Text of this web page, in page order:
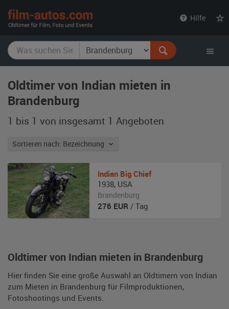
Hilfe
Oldtimer von Indian mieten in
Brandenburg
1 bis 1 von insgesamt 1 Angeboten
Sortieren nach: Bezeichnung
Oldtimer von Indian mieten in Brandenburg
Hier finden Sie eine große Auswahl an Oldtimern von Indian
zum Mieten in Brandenburg für Filmproduktionen,
Fotoshootings und Events.
Indian Big Chief
1938, USA
Brandenburg
276 EUR / Tag